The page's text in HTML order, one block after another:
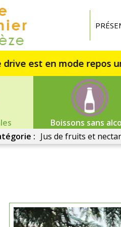
Boissons sans
: Jus de fruits et